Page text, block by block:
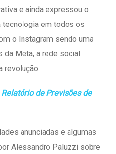
e ainda expressou o
tecnologia em todos os
o Instagram sendo uma
da Meta, a rede social
revolução.
de Previsões de
anunciadas e algumas
Alessandro Paluzzi sobre